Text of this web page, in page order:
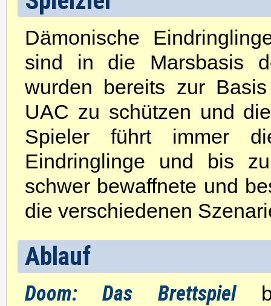
Dämonische
sind in die Marsbasis
wurden bereits zur
UAC zu schützen und
Spieler führt immer
Eindringlinge und bis
schwer bewaffnete und
die verschiedenen
Ablauf
Doom: Das Brettspiel